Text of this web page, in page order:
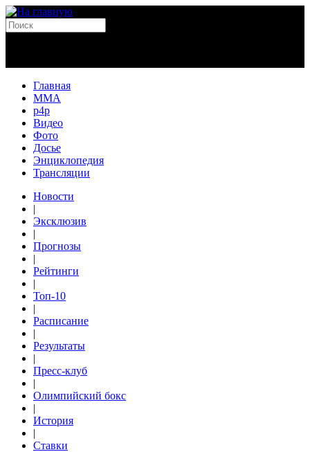
Главная
MMA
p4p
Видео
Фото
Досье
Энциклопедия
Трансляции
Новости
|
Эксклюзив
|
Прогнозы
|
Рейтинги
|
Топ-10
|
Расписание
|
Результаты
|
Пресс-клуб
|
Олимпийский бокс
|
История
|
Ставки